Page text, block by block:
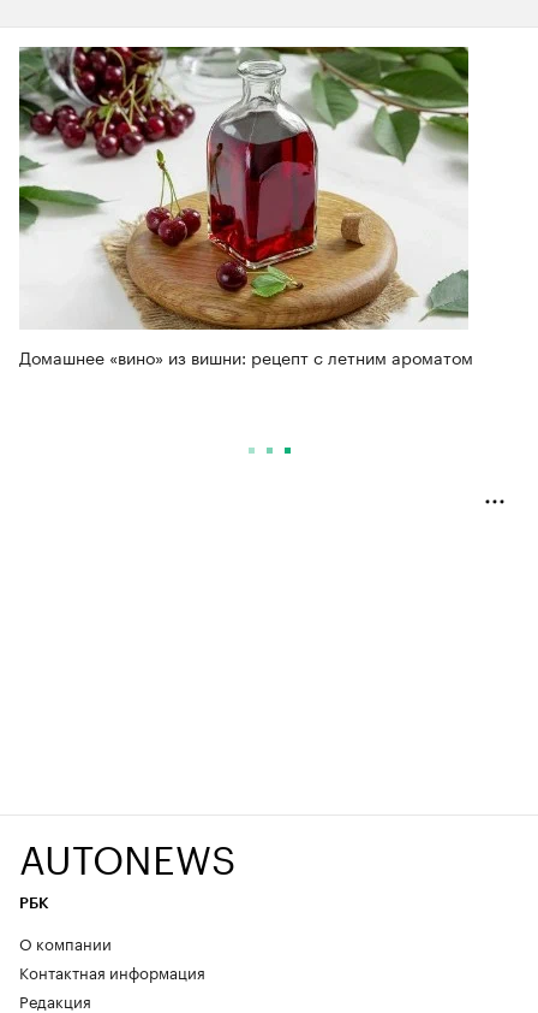
Домашнее «вино» из вишни: рецепт с летним ароматом
AUTONEWS
РБК
О компании
Контактная информация
Редакция